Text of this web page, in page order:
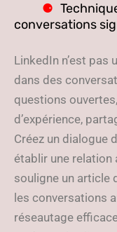
conversations
LinkedIn n’est pas
dans des
questions
d’expérience,
Créez un dialogue
établir une relation
souligne un article
les conversations
réseautage